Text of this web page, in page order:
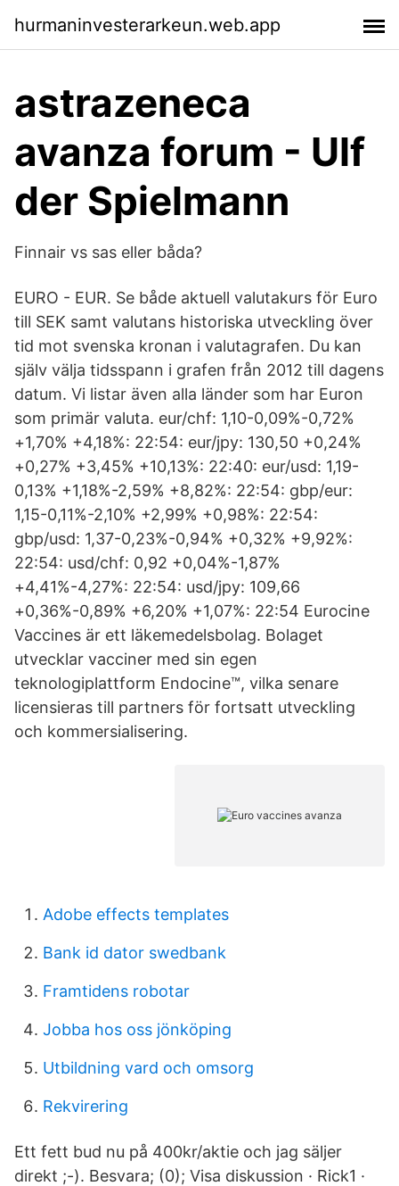
hurmaninvesterarkeun.web.app
astrazeneca
avanza forum - Ulf
der Spielmann
Finnair vs sas eller båda?
EURO - EUR. Se både aktuell valutakurs för Euro
till SEK samt valutans historiska utveckling över
tid mot svenska kronan i valutagrafen. Du kan
själv välja tidsspann i grafen från 2012 till dagens
datum. Vi listar även alla länder som har Euron
som primär valuta. eur/chf: 1,10-0,09%-0,72%
+1,70% +4,18%: 22:54: eur/jpy: 130,50 +0,24%
+0,27% +3,45% +10,13%: 22:40: eur/usd: 1,19-
0,13% +1,18%-2,59% +8,82%: 22:54: gbp/eur:
1,15-0,11%-2,10% +2,99% +0,98%: 22:54:
gbp/usd: 1,37-0,23%-0,94% +0,32% +9,92%:
22:54: usd/chf: 0,92 +0,04%-1,87%
+4,41%-4,27%: 22:54: usd/jpy: 109,66
+0,36%-0,89% +6,20% +1,07%: 22:54 Eurocine
Vaccines är ett läkemedelsbolag. Bolaget
utvecklar vacciner med sin egen
teknologiplattform Endocine™, vilka senare
licensieras till partners för fortsatt utveckling
och kommersialisering.
Adobe effects templates
Bank id dator swedbank
Framtidens robotar
Jobba hos oss jönköping
Utbildning vard och omsorg
Rekvirering
Ett fett bud nu på 400kr/aktie och jag säljer
direkt ;-). Besvara; (0); Visa diskussion · Rick1 ·